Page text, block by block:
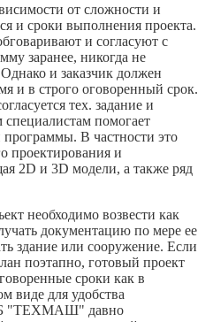
от сложности и
и сроки выполнения проекта.
и согласуют с
заранее, никогда не
и заказчик должен
и в строго оговоренный срок.
тех. задание и
помогает
В частности это
проектирования и
2D и 3D модели, а также ряд
необходимо возвести как
документацию по мере ее
здание или сооружение. Если
поэтапно, готовый проект
сроки как в
виде для удобства
"ТЕХМАШ" давно